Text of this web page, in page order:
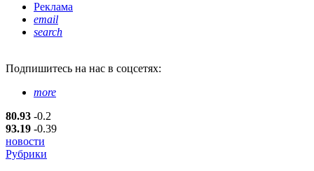
Реклама
email
search
Подпишитесь на нас в соцсетях:
more
80.93 -0.2
93.19 -0.39
новости
Рубрики